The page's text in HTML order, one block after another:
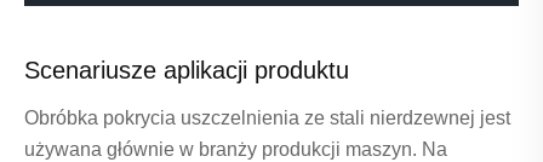
Scenariusze aplikacji produktu
Obróbka pokrycia uszczelnienia ze stali nierdzewnej jest
używana głównie w branży produkcji maszyn. Na